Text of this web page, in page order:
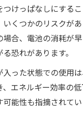
つけっぱなしにする
くつかのリスクが
合、電池の消耗が
恐れがあります。
入った状態での使用
エネルギー効率の
能性も指摘されてい